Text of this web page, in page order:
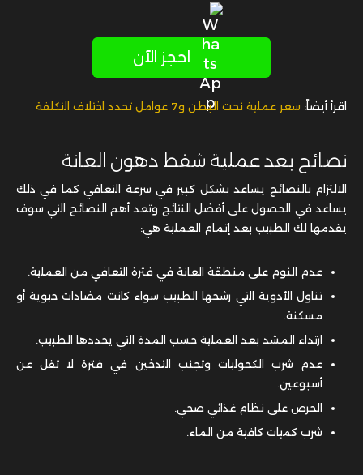
احجز الآن
اقرأ أيضاً: سعر عملية نحت البطن و7 عوامل تحدد اختلاف التكلفة
نصائح بعد عملية شفط دهون العانة
الالتزام بالنصائح يساعد بشكل كبير في سرعة التعافي كما في ذلك
يساعد في الحصول على أفضل النتائج وتعد أهم النصائح التي سوف
يقدمها لك الطبيب بعد إتمام العملية هي:
عدم النوم على منطقة العانة في فترة التعافي من العملية.
تناول الأدوية التي رشحها الطبيب سواء كانت مضادات حيوية أو
مسكنة.
ارتداء المشد بعد العملية حسب المدة التي يحددها الطبيب.
عدم شرب الكحوليات وتجنب التدخين في فترة لا تقل عن
أسبوعين.
الحرص على نظام غذائي صحي.
شرب كميات كافية من الماء.